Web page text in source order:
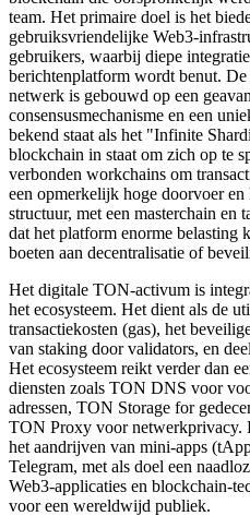
team. Het primaire doel is het
gebruiksvriendelijke Web3-
gebruikers, waarbij diepe
berichtenplatform wordt benut.
netwerk is gebouwd op een
consensusmechanisme en een
bekend staat als het "Infinite
blockchain in staat om zich op te
verbonden workchains om
een opmerkelijk hoge doorvoer
structuur, met een masterchain
dat het platform enorme belasting
boeten aan decentralisatie of
Het digitale TON-activum is
het ecosysteem. Het dient als de
transactiekosten (gas), het
van staking door validators, en
Het ecosysteem reikt verder dan
diensten zoals TON DNS voor
adressen, TON Storage for
TON Proxy voor netwerkprivacy.
het aandrijven van mini-apps
Telegram, met als doel een
Web3-applicaties en blockchain-
voor een wereldwijd publiek.